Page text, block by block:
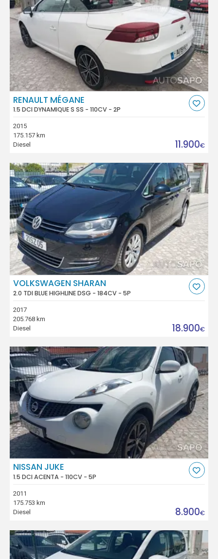
RENAULT MÉGANE
1.5 DCI DYNAMIQUE S SS - 110CV - 2P
2015
175.157 km
Diesel
11.900€
VOLKSWAGEN SHARAN
2.0 TDI BLUE HIGHLINE DSG - 184CV - 5P
2017
205.768 km
Diesel
18.900€
NISSAN JUKE
1.5 DCI ACENTA - 110CV - 5P
2011
175.753 km
Diesel
8.900€